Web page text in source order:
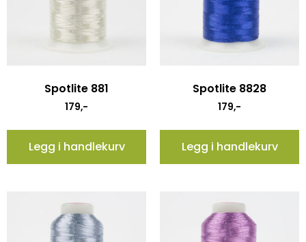
Spotlite 881
179,-
Legg i handlekurv
Spotlite 8828
179,-
Legg i handlekurv